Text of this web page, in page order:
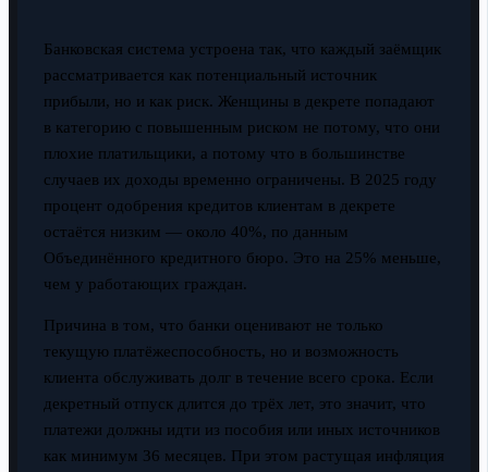
Банковская система устроена так, что каждый заёмщик
рассматривается как потенциальный источник
прибыли, но и как риск. Женщины в декрете попадают
в категорию с повышенным риском не потому, что они
плохие платильщики, а потому что в большинстве
случаев их доходы временно ограничены. В 2025 году
процент одобрения кредитов клиентам в декрете
остаётся низким — около 40%, по данным
Объединённого кредитного бюро. Это на 25% меньше,
чем у работающих граждан.
Причина в том, что банки оценивают не только
текущую платёжеспособность, но и возможность
клиента обслуживать долг в течение всего срока. Если
декретный отпуск длится до трёх лет, это значит, что
платежи должны идти из пособия или иных источников
как минимум 36 месяцев. При этом растущая инфляция